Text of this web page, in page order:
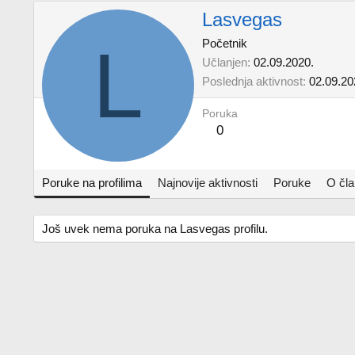
L
Lasvegas
Početnik
Učlanjen 02.09.2020.
Poslednja aktivnost
Poruka
0
Poruke na profilima Najnovije aktivnosti Poruke O
Još uvek nema poruka na Lasvegas profilu.